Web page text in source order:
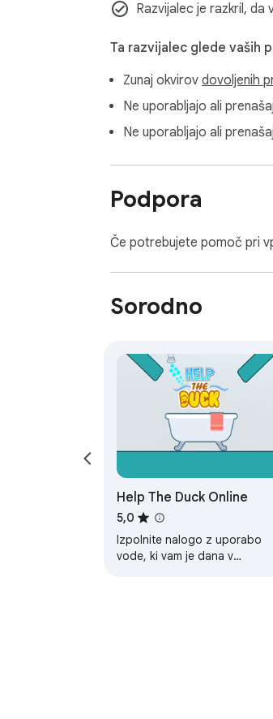
Razvijalec je razkril,
Ta razvijalec glede vaših
Zunaj okvirov dovoljenih
Ne uporabljajo ali
Ne uporabljajo ali
Podpora
Če potrebujete pomoč pri
Sorodno
Help The Duck Online
5,0
Izpolnite nalogo z uporabo
vode, ki vam je dana v